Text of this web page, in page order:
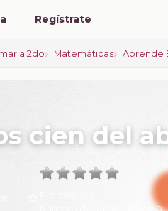
Regístrate
2do Matemáticas Aprende
cien del